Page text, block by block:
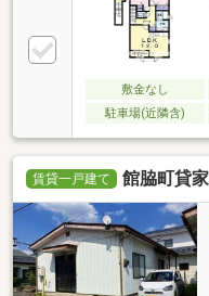
敷金なし
駐車場(近隣含)
賃貸一戸建て 館脇町貸